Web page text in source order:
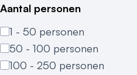
Aantal personen
1 - 50 personen
50 - 100 personen
100 - 250 personen